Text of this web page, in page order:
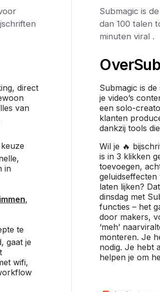
direct
van
in
,
te
gaat je
wifi,
Submagic is
dan 100 talen
minuten viral .
Over
Submagic is
je video’s
een solo-
klanten
dankzij tools
Wil je 🔥
is in 3 klikken
toevoegen,
laten lijken?
dinsdag met
functies – het
door makers,
‘meh’
monteren. Je
nodig. Je hebt
helpen je om